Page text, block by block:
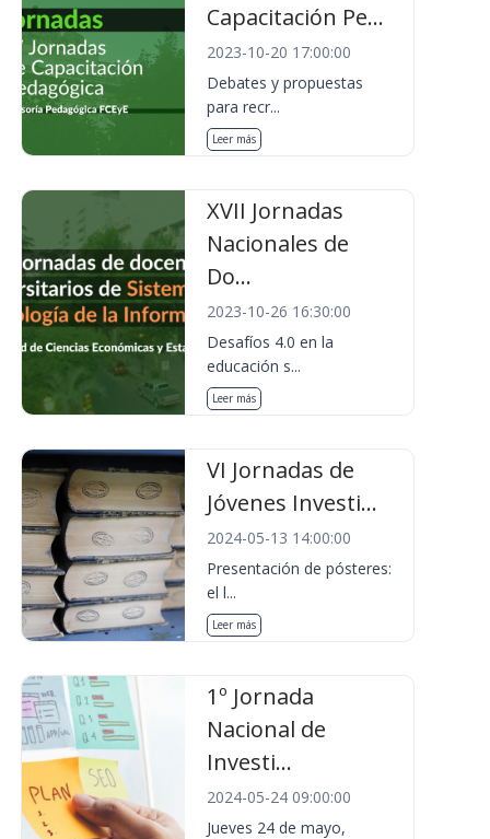
Capacitación Pe...
2023-10-20 17:00:00
Debates y propuestas
para recr...
Leer más
XVII Jornadas
Nacionales de
Do...
2023-10-26 16:30:00
Desafíos 4.0 en la
educación s...
Leer más
VI Jornadas de
Jóvenes Investi...
2024-05-13 14:00:00
Presentación de pósteres:
el l...
Leer más
1º Jornada
Nacional de
Investi...
2024-05-24 09:00:00
Jueves 24 de mayo,